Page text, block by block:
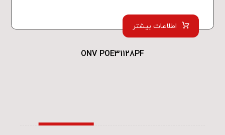
ONV POE31128PF
اطلاعات بیشتر